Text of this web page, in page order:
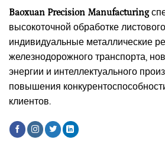
Baoxuan Precision Manufacturing
высокоточной обработке
индивидуальные металлические
железнодорожного транспорта,
энергии и интеллектуального
повышения
клиентов.